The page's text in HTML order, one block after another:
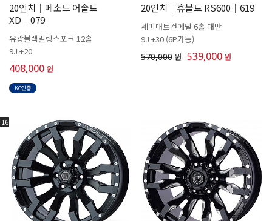
20인치│메소드 어솔트
XD│079
유광블랙밀링스포크 12홀
9J +20
408,000 원
KC인증
20인치│휴볼트 RS600│619
세미매트건메탈 6홀 대만
9J +30 (6P가능)
570,000 원 539,000 원
16